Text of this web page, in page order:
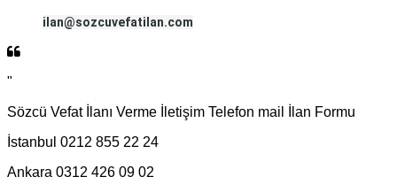
ilan@sozcuvefatilan.com
"
Sözcü Vefat İlanı Verme İletişim Telefon mail İlan Formu
İstanbul 0212 855 22 24
Ankara 0312 426 09 02